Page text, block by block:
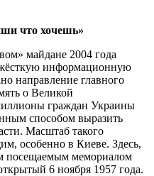
что хочешь»
майдане 2004 года
информационную
направление главного
о Великой
граждан Украины
способом выразить
Масштаб такого
особенно в Киеве. Здесь,
посещаемым мемориалом
6 ноября 1957 года.